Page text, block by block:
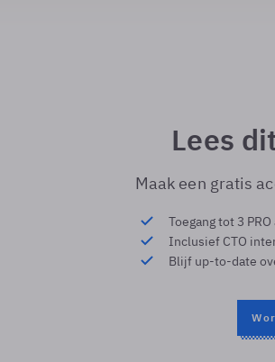
Lees
Maak een gratis
Toegang tot 3
Inclusief CTO
Blijf up-to-date